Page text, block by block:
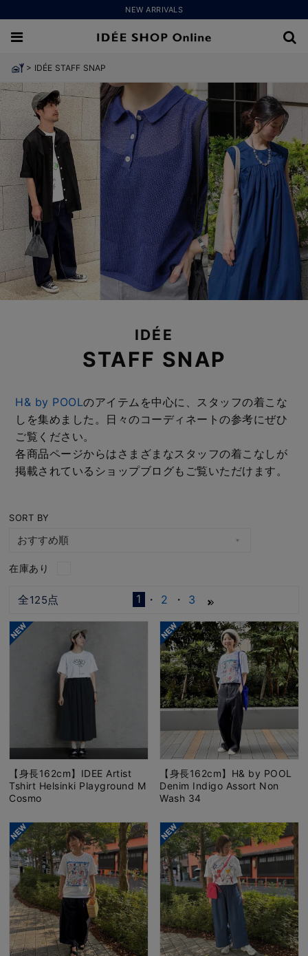
NEW ARRIVALS
> IDÉE STAFF SNAP
IDÉE
STAFF SNAP
H& by POOLのアイテムを中心に、スタッフの着こな
しを集めました。日々のコーディネートの参考にぜひ
ご覧ください。
各商品ページからはさまざまなスタッフの着こなしが
掲載されているショップブログもご覧いただけます。
SORT BY
在庫あり
全125点 1 2 3
【身長162cm】IDEE Artist
Tshirt Helsinki Playground M
Cosmo
【身長162cm】H& by POOL
Denim Indigo Assort Non
Wash 34